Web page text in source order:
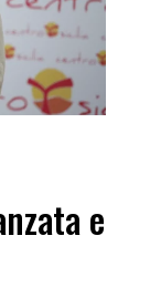
e